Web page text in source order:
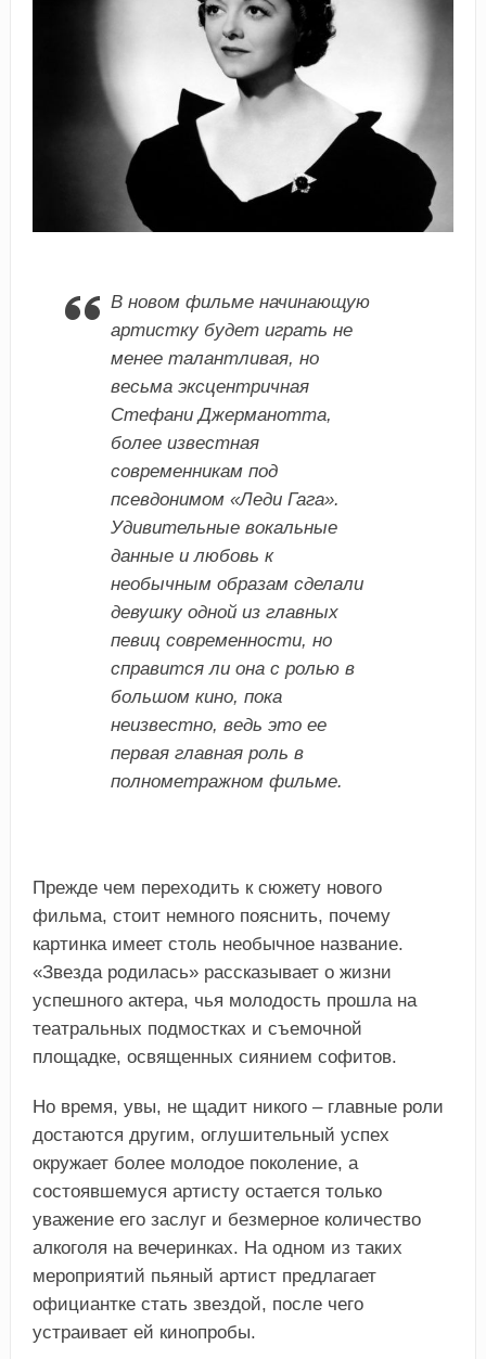
В новом фильме начинающую
артистку будет играть не
менее талантливая, но
весьма эксцентричная
Стефани Джерманотта,
более известная
современникам под
псевдонимом «Леди Гага».
Удивительные вокальные
данные и любовь к
необычным образам сделали
девушку одной из главных
певиц современности, но
справится ли она с ролью в
большом кино, пока
неизвестно, ведь это ее
первая главная роль в
полнометражном фильме.
Прежде чем переходить к сюжету нового
фильма, стоит немного пояснить, почему
картинка имеет столь необычное название.
«Звезда родилась» рассказывает о жизни
успешного актера, чья молодость прошла на
театральных подмостках и съемочной
площадке, освященных сиянием софитов.
Но время, увы, не щадит никого – главные роли
достаются другим, оглушительный успех
окружает более молодое поколение, а
состоявшемуся артисту остается только
уважение его заслуг и безмерное количество
алкоголя на вечеринках. На одном из таких
мероприятий пьяный артист предлагает
официантке стать звездой, после чего
устраивает ей кинопробы.